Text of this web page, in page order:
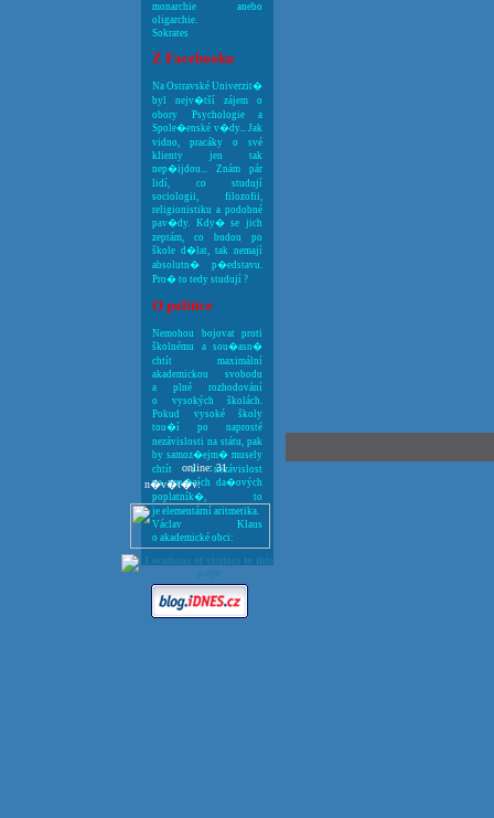
monarchie anebo
oligarchie.
Sokrates
Z Facebooku
Na Ostravské Univerzit�
byl nejv�tší zájem o
obory Psychologie a
Spole�enské v�dy... Jak
vidno, pracáky o své
klienty jen tak
nep�ijdou... Znám pár
lidí, co studují
sociologii, filozofii,
religionistiku a podobné
pav�dy. Kdy� se jich
zeptám, co budou po
škole d�lat, tak nemají
absolutn� p�edstavu.
Pro� to tedy studují ?
O politice
Nemohou bojovat proti
školnému a sou�asn�
chtít maximální
akademickou svobodu
a plné rozhodování
o vysokých školách.
Pokud vysoké školy
tou�í po naprosté
nezávislosti na státu, pak
by samoz�ejm� musely
chtít i nezávislost
na pen�zích da�ových
poplatník�, to
je elementární aritmetika.
Václav Klaus
o akademické obci:
online: 31
n�v�t�v: